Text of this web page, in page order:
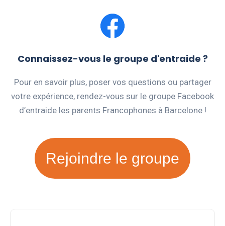
Connaissez-vous le groupe d'entraide ?
Pour en savoir plus, poser vos questions ou partager
votre expérience, rendez-vous sur le groupe Facebook
d’entraide les parents Francophones à Barcelone !
Rejoindre le groupe